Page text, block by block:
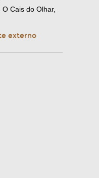
Cais do Olhar,
externo